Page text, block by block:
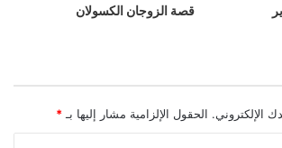
قصة الزوجان الكسولان
الإلكتروني. الحقول الإلزامية مشار إليها بـ *